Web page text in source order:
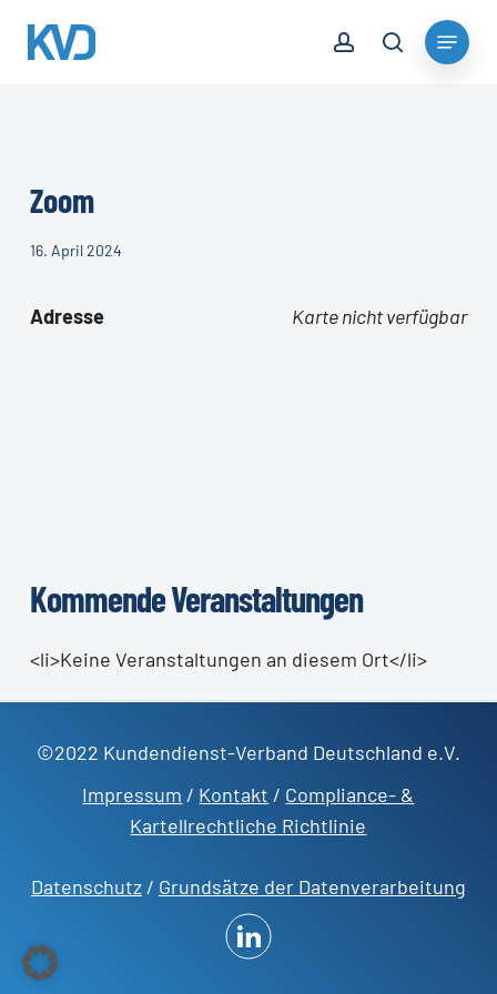
search
Menu
Zoom
16. April 2024
Karte nicht verfügbar
Adresse
Kommende Veranstaltungen
<li>Keine Veranstaltungen an diesem Ort</li>
©2022 Kundendienst-Verband Deutschland e.V.
Impressum / Kontakt / Compliance- &
Kartellrechtliche Richtlinie
Datenschutz/ Grundsätze der Datenverarbeitung
Close